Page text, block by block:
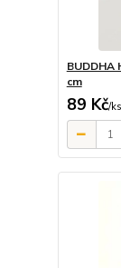
BUDDHA
cm
89 Kč/ks